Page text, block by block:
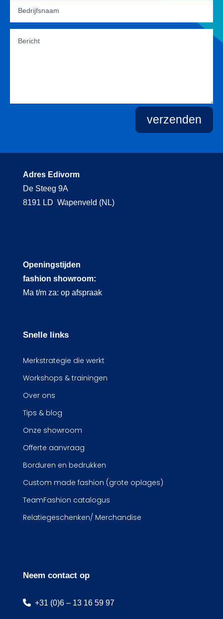
verzenden
Adres Edivorm
De Steeg 9A
8191 LD Wapenveld (NL)
Openingstijden
fashion showroom:
Ma t/m za: op afspraak
Snelle links
Merkstrategie die werkt
Workshops & trainingen
Over ons
Tips & blog
Onze showroom
Offerte aanvraag
Borduren en bedrukken
Custom made fashion (grote oplages)
TeamFashion catalogus
Relatiegeschenken/ Merchandise
Neem contact op
+31 (0)6 – 13 16 59 97